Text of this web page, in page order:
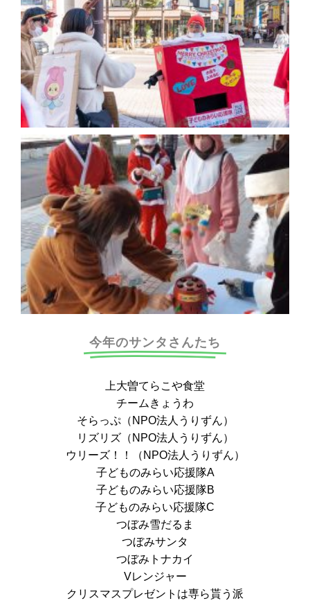
今年のサンタさんたち
上大曽てらこや食堂
チームきょうわ
そらっぷ（NPO法人うりずん）
リズリズ（NPO法人うりずん）
ウリーズ！！（NPO法人うりずん）
子どものみらい応援隊A
子どものみらい応援隊B
子どものみらい応援隊C
つぼみ雪だるま
つぼみサンタ
つぼみトナカイ
Vレンジャー
クリスマスプレゼントは専ら貰う派